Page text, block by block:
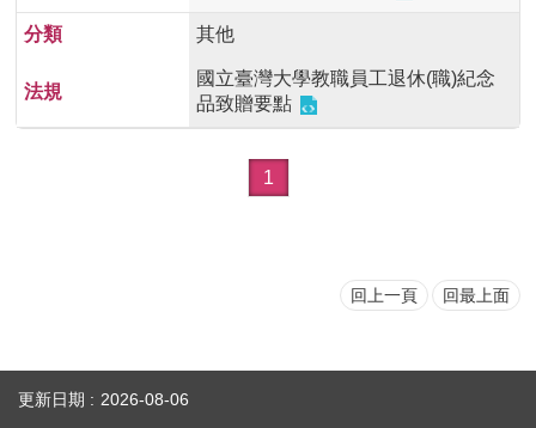
各
類
區
查
臺
其他
國立臺灣大學教職員工退休(職)紀念
品致贈要點
1
回上一頁 回最上面
更新日期 2026-08-06